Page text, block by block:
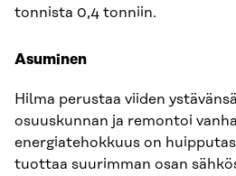
tonnista 0,4 tonniin.
Asuminen
Hilma perustaa viiden
osuuskunnan ja remontoi
energiatehokkuus on
tuottaa suurimman osan